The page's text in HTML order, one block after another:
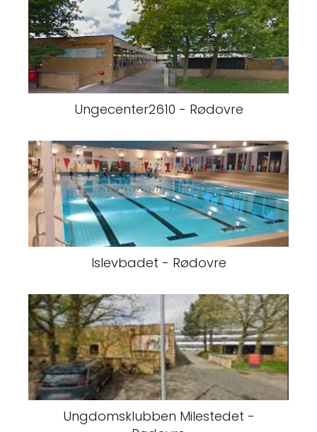
Ungecenter2610 - Rødovre
Islevbadet - Rødovre
Ungdomsklubben Milestedet -